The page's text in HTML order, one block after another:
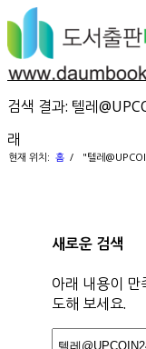
검색 결과: 텔레
래
현재 위치: 홈 / "텔레
새로운 검색
아래 내용이
도해 보세요.